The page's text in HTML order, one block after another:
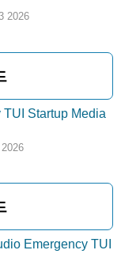
2026
Startup Media
Emergency TUI